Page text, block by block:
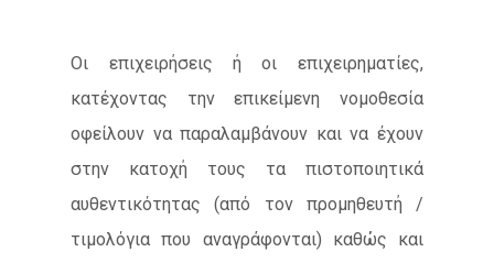
Οι επιχειρήσεις ή οι επιχειρηματίες,
κατέχοντας την επικείμενη νομοθεσία
οφείλουν να παραλαμβάνουν και να έχουν
στην κατοχή τους τα πιστοποιητικά
αυθεντικότητας (από τον προμηθευτή /
τιμολόγια που αναγράφονται) καθώς και